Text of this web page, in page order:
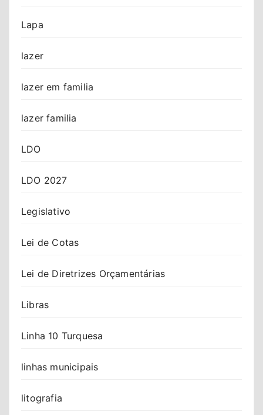
Lapa
lazer
lazer em familia
lazer familia
LDO
LDO 2027
Legislativo
Lei de Cotas
Lei de Diretrizes Orçamentárias
Libras
Linha 10 Turquesa
linhas municipais
litografia